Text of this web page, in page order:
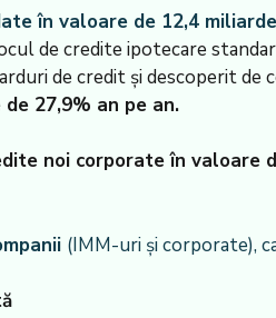
în valoare de 12,4
de credite ipotecare
de credit și descoperit de
27,9% an pe an.
noi corporate în valoare
(IMM-uri și corporate),